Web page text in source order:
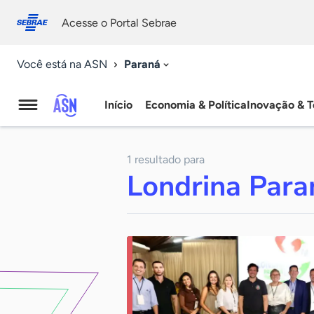
conosco
Acesse o Portal Sebrae
Você está na ASN Paraná
Agência
Notícias
Início Economia & PolíticaInovação &
1 resultado para
Londrina